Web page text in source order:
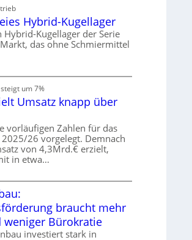
Hybrid-Kugellager
Hybrid-Kugellager der Serie
das ohne Schmiermittel
um 7%
Umsatz knapp über
vorläufigen Zahlen für das
2025/26 vorgelegt. Demnach
von 4,3Mrd.€ erzielt,
in etwa…
braucht mehr
weniger Bürokratie
investiert stark in